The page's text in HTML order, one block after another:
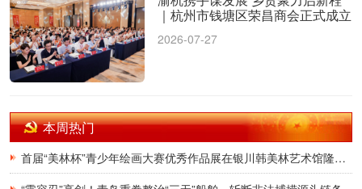
｜杭州市钱塘区荣昌商会正式成立
2026-07-27
本周热门
首届“美林杯”青少年绘画大赛优秀作品展在银川韩美林艺术馆隆重开幕